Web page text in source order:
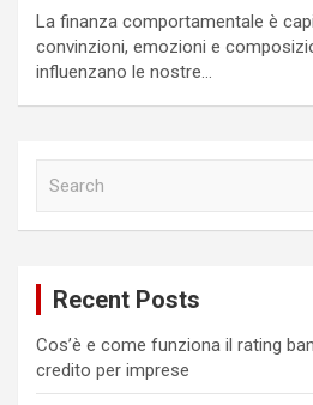
La finanza comportamentale è
convinzioni, emozioni e
influenzano le nostre…
Recent Posts
Cos’è e come funziona il rating
credito per imprese